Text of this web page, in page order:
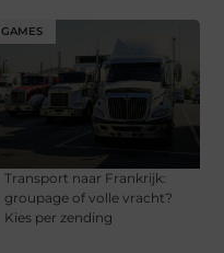
GAMES
Transport naar Frankrijk:
groupage of volle vracht?
Kies per zending